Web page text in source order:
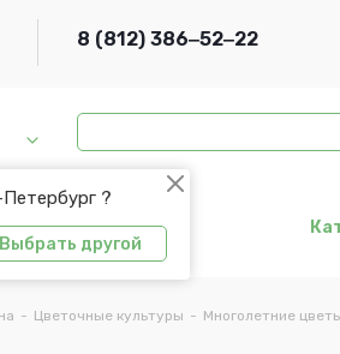
8 (812) 386‒52‒22
?
Выбрать другой
- Цветочные культуры - Многолетние